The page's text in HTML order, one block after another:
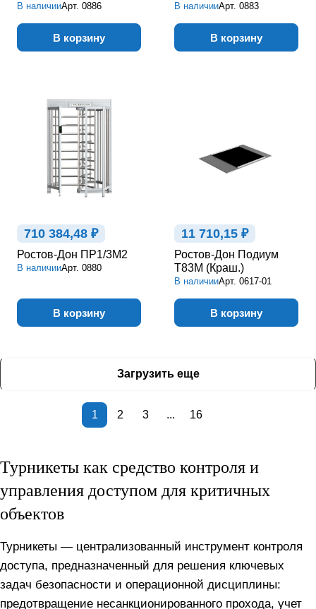
В наличииАрт. 0886
В корзину
В наличииАрт. 0883
В корзину
710 384,48 ₽
Ростов-Дон ПР1/3М2
В наличииАрт. 0880
В корзину
11 710,15 ₽
Ростов-Дон Подиум
Т83М (Краш.)
В наличииАрт. 0617-01
В корзину
Загрузить еще
1 2 3 ... 16
Турникеты как средство контроля и
управления доступом для критичных
объектов
Турникеты — централизованный инструмент контроля
доступа, предназначенный для решения ключевых
задач безопасности и операционной дисциплины:
предотвращение несанкционированного прохода, учет